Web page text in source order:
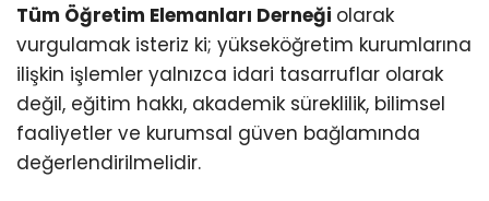
Tüm Öğretim Elemanları Derneği olarak
vurgulamak isteriz ki; yükseköğretim kurumlarına
ilişkin işlemler yalnızca idari tasarruflar olarak
değil, eğitim hakkı, akademik süreklilik, bilimsel
faaliyetler ve kurumsal güven bağlamında
değerlendirilmelidir.